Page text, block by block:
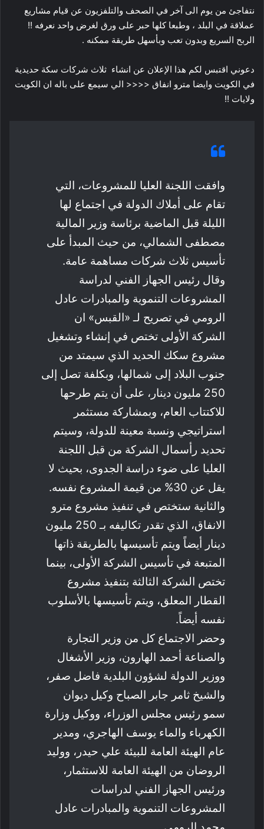
نتفاجئ من يوم الى آخر في الصحف والتلفزيون عن قيام مشاريع
عملاقة في البلد ، وطبعا كلها حبر على ورق لغرض واحد نعرفه !!
الربح السريع وبدون تعب وبأسهل طريقة ممكنه .
دعوني اقتبس لكم هذا الإعلان عن انشاء ثلاث شركات سكة حديدية
في الكويت وايضا مترو انفاق <<<< الي سيمع على باله ان الكويت
ولايات !!
وافقت اللجنة العليا للمشروعات، التي
تقام على أملاك الدولة في اجتماع لها
الليلة قبل الماضية برئاسة وزير المالية
مصطفى الشمالي، من حيث المبدأ على
تأسيس ثلاث شركات مساهمة عامة.
وقال رئيس الجهاز الفني لدراسة
المشروعات التنموية والمبادرات عادل
الرومي في تصريح لـ «القبس» ان
الشركة الأولى تختص في إنشاء وتشغيل
مشروع سكك الحديد الذي سيمتد من
جنوب البلاد إلى شمالها، وبكلفة تصل إلى
250 مليون دينار، على أن يتم طرحها
للاكتتاب العام، وبمشاركة مستثمر
استراتيجي ونسبة معينة للدولة، وسيتم
تحديد رأسمال الشركة من قبل اللجنة
العليا على ضوء دراسة الجدوى، بحيث لا
يقل عن 30% من قيمة المشروع نفسه.
والثانية ستختص في تنفيذ مشروع مترو
الانفاق، الذي تقدر تكاليفه بـ 250 مليون
دينار أيضاً ويتم تأسيسها بالطريقة ذاتها
المتبعة في تأسيس الشركة الأولى، بينما
تختص الشركة الثالثة بتنفيذ مشروع
القطار المعلق، ويتم تأسيسها بالأسلوب
نفسه أيضاً.
وحضر الاجتماع كل من وزير التجارة
والصناعة أحمد الهارون، وزير الأشغال
ووزير الدولة لشؤون البلدية فاضل صفر،
والشيخ ثامر جابر الصباح وكيل ديوان
سمو رئيس مجلس الوزراء، ووكيل وزارة
الكهرباء والماء يوسف الهاجري، ومدير
عام الهيئة العامة للبيئة علي حيدر، ووليد
الروضان من الهيئة العامة للاستثمار،
ورئيس الجهاز الفني لدراسات
المشروعات التنموية والمبادرات عادل